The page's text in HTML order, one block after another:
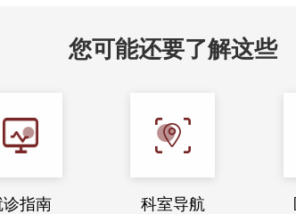
您可能还要了解这些
诊指南 科室导航